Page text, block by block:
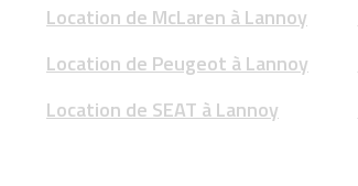
Location de McLaren à Lannoy
Location de Peugeot à Lannoy
Location de SEAT à Lannoy